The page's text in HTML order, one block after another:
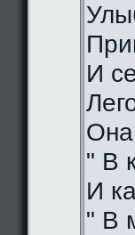
И
Она
" В
И
" В